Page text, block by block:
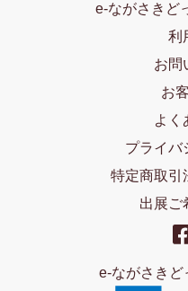
e-ながさきど
利
お問
お
よく
プライバ
特定商取引
出展ご
e-ながさきど